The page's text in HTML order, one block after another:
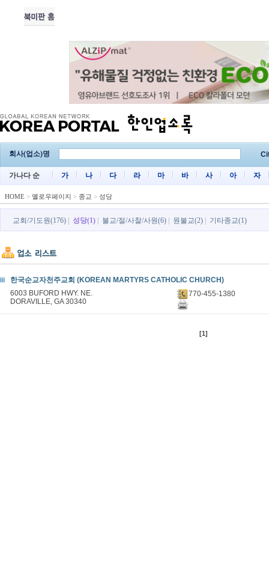
회사(업소)명
가나다 순 가 나 다 라 마 바 사 아 자
HOME > 옐로우페이지 > 종교 > 성당
교회/기도원(176) 성당(1) 불교/절/사찰/사원(6) 원불교(2) 기타종교(1)
한국순교자천주교회 (KOREAN MARTYRS CATHOLIC CHURCH)
6003 BUFORD HWY. NE.
DORAVILLE, GA 30340
770-455-1380
[1]